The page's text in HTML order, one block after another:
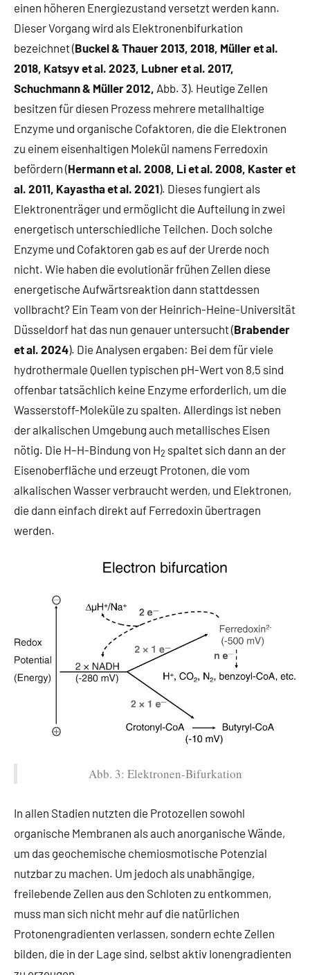
einen höheren Energiezustand versetzt werden kann.
Dieser Vorgang wird als Elektronenbifurkation
bezeichnet (Buckel & Thauer 2013, 2018, Müller et al.
2018, Katsyv et al. 2023, Lubner et al. 2017,
Schuchmann & Müller 2012, Abb. 3). Heutige Zellen
besitzen für diesen Prozess mehrere metallhaltige
Enzyme und organische Cofaktoren, die die Elektronen
zu einem eisenhaltigen Molekül namens Ferredoxin
befördern (Hermann et al. 2008, Li et al. 2008, Kaster et
al. 2011, Kayastha et al. 2021). Dieses fungiert als
Elektronenträger und ermöglicht die Aufteilung in zwei
energetisch unterschiedliche Teilchen. Doch solche
Enzyme und Cofaktoren gab es auf der Urerde noch
nicht. Wie haben die evolutionär frühen Zellen diese
energetische Aufwärtsreaktion dann stattdessen
vollbracht? Ein Team von der Heinrich-Heine-Universität
Düsseldorf hat das nun genauer untersucht (Brabender
et al. 2024). Die Analysen ergaben: Bei dem für viele
hydrothermale Quellen typischen pH-Wert von 8,5 sind
offenbar tatsächlich keine Enzyme erforderlich, um die
Wasserstoff-Moleküle zu spalten. Allerdings ist neben
der alkalischen Umgebung auch metallisches Eisen
nötig. Die H–H-Bindung von H2 spaltet sich dann an der
Eisenoberfläche und erzeugt Protonen, die vom
alkalischen Wasser verbraucht werden, und Elektronen,
die dann einfach direkt auf Ferredoxin übertragen
werden.
Abb. 3: Elektronen-Bifurkation
In allen Stadien nutzten die Protozellen sowohl
organische Membranen als auch anorganische Wände,
um das geochemische chemiosmotische Potenzial
nutzbar zu machen. Um jedoch als unabhängige,
freilebende Zellen aus den Schloten zu entkommen,
muss man sich nicht mehr auf die natürlichen
Protonengradienten verlassen, sondern echte Zellen
bilden, die in der Lage sind, selbst aktiv Ionengradienten